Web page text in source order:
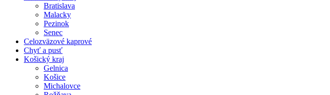
Bratislava
Malacky
Pezinok
Senec
Celozväzové kaprové
Chyť a pusť
Košický kraj
Gelnica
Košice
Michalovce